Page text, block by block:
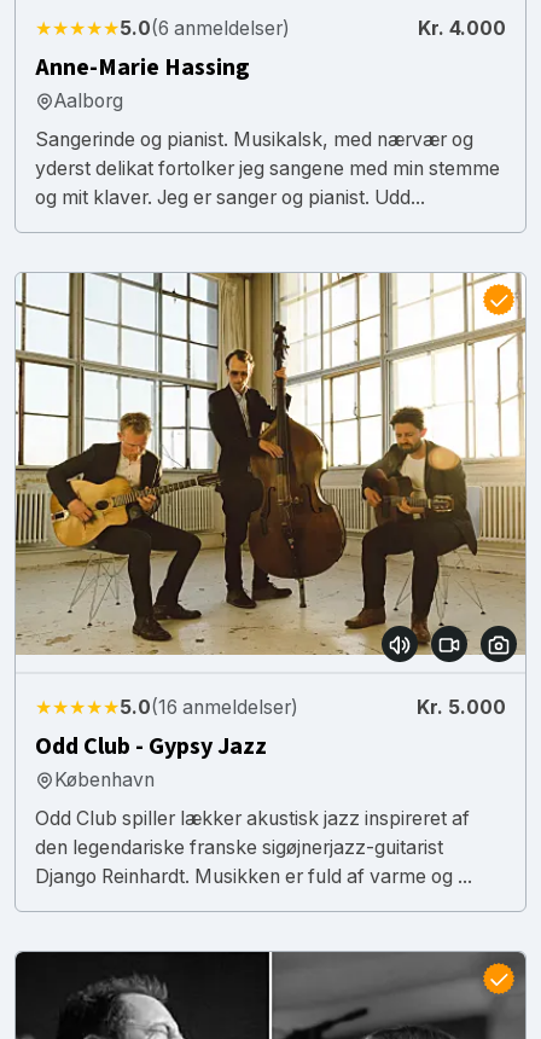
★★★★★5.0(6 anmeldelser) Kr. 4.000
Anne-Marie Hassing
Aalborg
Sangerinde og pianist. Musikalsk, med nærvær og
yderst delikat fortolker jeg sangene med min stemme
og mit klaver. Jeg er sanger og pianist. Udd...
★★★★★5.0(16 anmeldelser) Kr. 5.000
Odd Club - Gypsy Jazz
København
Odd Club spiller lækker akustisk jazz inspireret af
den legendariske franske sigøjnerjazz-guitarist
Django Reinhardt. Musikken er fuld af varme og ...